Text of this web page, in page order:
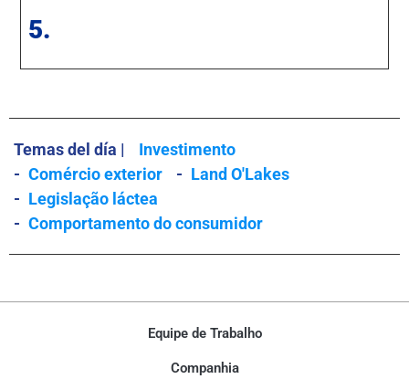
5.
Temas del día |
Investimento
- Comércio exterior - Land O'Lakes
- Legislação láctea
- Comportamento do consumidor
Equipe de Trabalho
Companhia